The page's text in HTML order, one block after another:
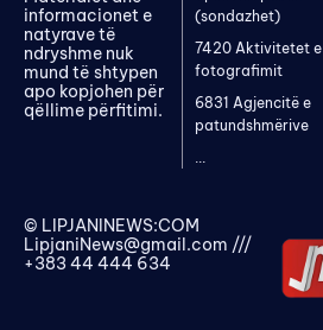
informacionet e
natyrave të
ndryshme nuk
mund të shtypen
apo kopjohen për
qëllime përfitimi.
(sondazhet)
7420 Aktivitetet e
fotografimit
6831 Agjencitë e
patundshmërive
...
© LIPJANINEWS:COM
LipjaniNews@gmail.com ///
+383 44 444 634